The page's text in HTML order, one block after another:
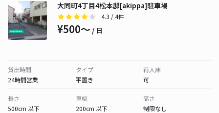
大同町4丁目4松本邸[akippa]駐車場
4.3 / 4件
¥500〜 / 日
貸出時間
24時間営業
タイプ
平置き
再入庫
可
長さ
500cm 以下
車幅
200cm 以下
高さ
制限なし